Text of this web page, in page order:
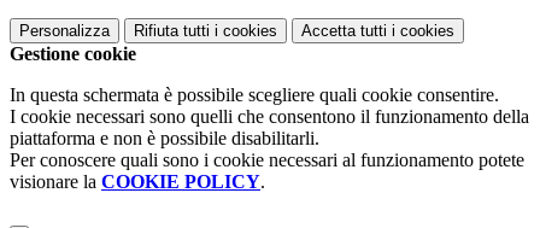
Personalizza Rifiuta tutti i cookies Accetta tutti i cookies
Gestione cookie
In questa schermata è possibile scegliere quali cookie consentire.
I cookie necessari sono quelli che consentono il funzionamento della
piattaforma e non è possibile disabilitarli.
Per conoscere quali sono i cookie necessari al funzionamento potete
visionare la COOKIE POLICY.